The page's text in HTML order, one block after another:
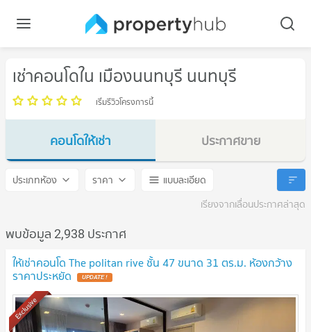
เช่าคอนโดใน เมืองนนทบุรี นนทบุรี
เริ่มรีวิวโครงการนี้
คอนโดให้เช่า
เมืองนนทบุรี นนทบุรี
ประกาศขาย
เมืองนนทบุรี นนทบุรี
ประเภทห้อง ราคา
แบบละเอียด
เรียงจากเลื่อนประกาศล่าสุด
พบข้อมูล 2,938 ประกาศ
ให้เช่าคอนโด The politan rive ชั้น 47 ขนาด 31 ตร.ม. ห้องกว้าง
ราคาประหยัด
Exclusive